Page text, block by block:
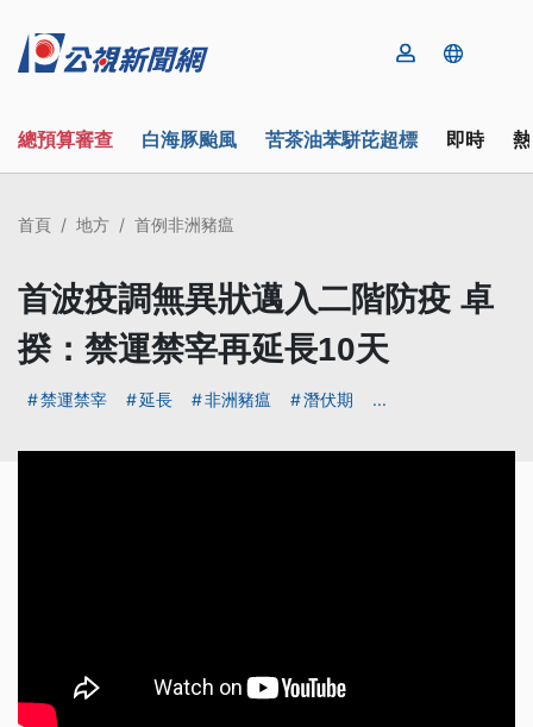
總預算審查 白海豚颱風 苦茶油苯駢芘超標 即時
首頁 地方 首例非洲豬瘟
首波疫調無異狀邁入二階防疫 卓
揆：禁運禁宰再延長10天
禁運禁宰 延長 非洲豬瘟 潛伏期 ...